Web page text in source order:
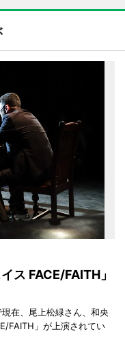
ス FACE/FAITH」
在、尾上松緑さん、和央
FAITH」が上演されてい